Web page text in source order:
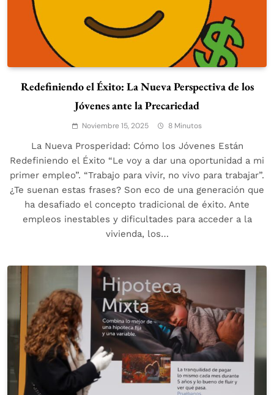
Redefiniendo el Éxito: La Nueva Perspectiva de los
Jóvenes ante la Precariedad
Noviembre 15, 2025 8 Minutos
La Nueva Prosperidad: Cómo los Jóvenes Están
Redefiniendo el Éxito “Le voy a dar una oportunidad a mi
primer empleo”. “Trabajo para vivir, no vivo para trabajar”.
¿Te suenan estas frases? Son eco de una generación que
ha desafiado el concepto tradicional de éxito. Ante
empleos inestables y dificultades para acceder a la
vivienda, los…